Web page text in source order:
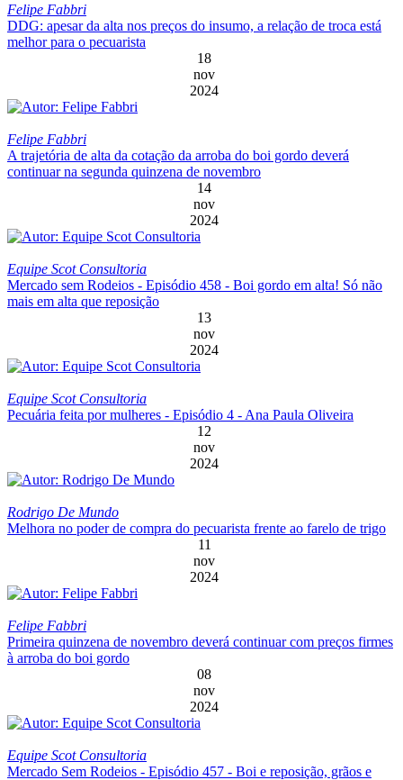
Felipe Fabbri
DDG: apesar da alta nos preços do insumo, a relação de troca está
melhor para o pecuarista
18
nov
2024
Felipe Fabbri
A trajetória de alta da cotação da arroba do boi gordo deverá
continuar na segunda quinzena de novembro
14
nov
2024
Equipe Scot Consultoria
Mercado sem Rodeios - Episódio 458 - Boi gordo em alta! Só não
mais em alta que reposição
13
nov
2024
Equipe Scot Consultoria
Pecuária feita por mulheres - Episódio 4 - Ana Paula Oliveira
12
nov
2024
Rodrigo De Mundo
Melhora no poder de compra do pecuarista frente ao farelo de trigo
11
nov
2024
Felipe Fabbri
Primeira quinzena de novembro deverá continuar com preços firmes
à arroba do boi gordo
08
nov
2024
Equipe Scot Consultoria
Mercado Sem Rodeios - Episódio 457 - Boi e reposição, grãos e